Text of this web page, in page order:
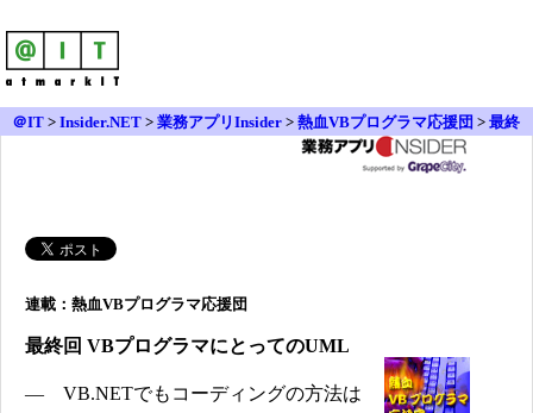
＠IT > Insider.NET > 業務アプリInsider > 熱血VBプログラマ応援団 > 最終
連載：熱血VBプログラマ応援団
最終回 VBプログラマにとってのUML
― VB.NETでもコーディングの方法は